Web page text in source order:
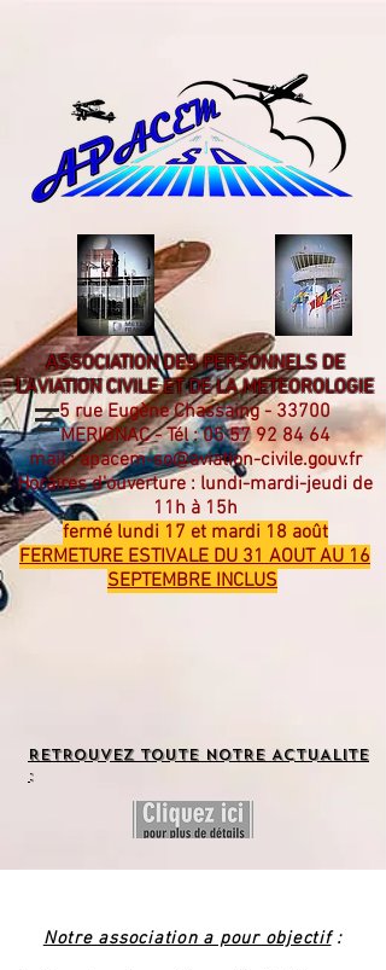
RETROUVEZ TOUTE NOTRE ACTUALITE
:
ASSOCIATION DES PERSONNELS DE
L'AVIATION CIVILE ET DE LA METEOROLOGIE
5 rue Eugène Chassaing - 33700
MERIGNAC - Tél :05 57 92 84 64
mail :apacem-so@aviation-civile.gouv.fr
Horaires d'ouverture : lundi-mardi-jeudi de
11h à 15h
fermé lundi 17 et mardi 18 août
FERMETURE ESTIVALE DU 31 AOUT AU 16
SEPTEMBRE INCLUS
Notre association a pour objectif: